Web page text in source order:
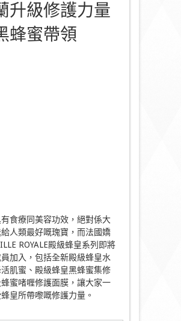
升級修護力量
蜂蜜帶領
食療同美容功效，絕對係大
給人類最好嘅瑰寶，而法國嬌
ROYALE殿級蜂皇系列即將
加入，包括全新殿級蜂皇水
肌蜜、殿級蜂皇黑蜂蜜集修
蜜啫喱修護面膜，讓大家一
皇所帶嚟嘅修護力量。